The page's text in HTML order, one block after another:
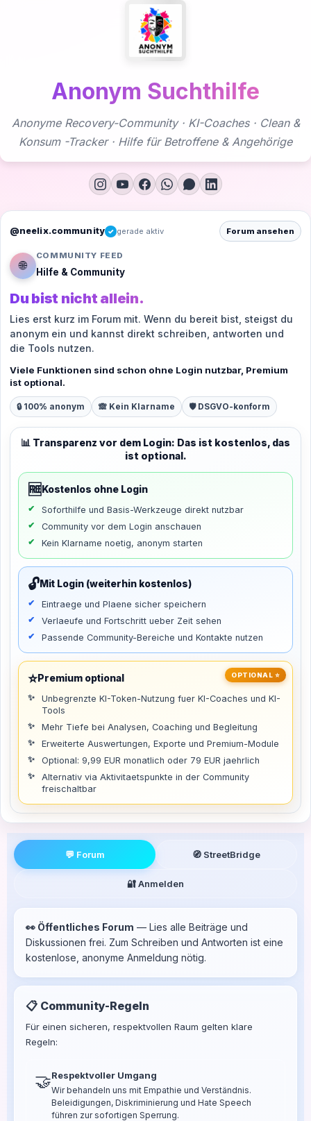
Anonym Suchthilfe
Anonyme Recovery-Community · KI-Coaches · Clean &
Konsum -Tracker · Hilfe für Betroffene & Angehörige
@neelix.community ✓ gerade aktiv Forum ansehen
🌐
COMMUNITY FEED
Hilfe & Community
Du bist nicht allein.
Lies erst kurz im Forum mit. Wenn du bereit bist, steigst du
anonym ein und kannst direkt schreiben, antworten und
die Tools nutzen.
Viele Funktionen sind schon ohne Login nutzbar, Premium
ist optional.
🔒 100% anonym 🙈 Kein Klarname 🛡️ DSGVO-konform
📊 Transparenz vor dem Login: Das ist kostenlos, das
ist optional.
🆓 Kostenlos ohne Login
Soforthilfe und Basis-Werkzeuge direkt nutzbar
Community vor dem Login anschauen
Kein Klarname noetig, anonym starten
🔓Mit Login (weiterhin kostenlos)
Eintraege und Plaene sicher speichern
Verlaeufe und Fortschritt ueber Zeit sehen
Passende Community-Bereiche und Kontakte nutzen
OPTIONAL ⭐
⭐Premium optional
Unbegrenzte KI-Token-Nutzung fuer KI-Coaches und KI-
Tools
Mehr Tiefe bei Analysen, Coaching und Begleitung
Erweiterte Auswertungen, Exporte und Premium-Module
Optional: 9,99 EUR monatlich oder 79 EUR jaehrlich
Alternativ via Aktivitaetspunkte in der Community
freischaltbar
💬 Forum 🧭 StreetBridge
🔐 Anmelden
👀 Öffentliches Forum — Lies alle Beiträge und
Diskussionen frei. Zum Schreiben und Antworten ist eine
kostenlose, anonyme Anmeldung nötig.
📋 Community-Regeln
Für einen sicheren, respektvollen Raum gelten klare
Regeln:
🤝Respektvoller Umgang
Wir behandeln uns mit Empathie und Verständnis.
Beleidigungen, Diskriminierung und Hate Speech
führen zur sofortigen Sperrung.